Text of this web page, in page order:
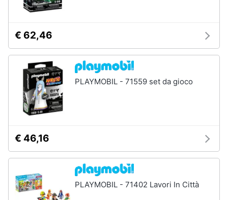
€ 62,46
PLAYMOBIL - 71559 set da gioco
€ 46,16
PLAYMOBIL - 71402 Lavori In Città